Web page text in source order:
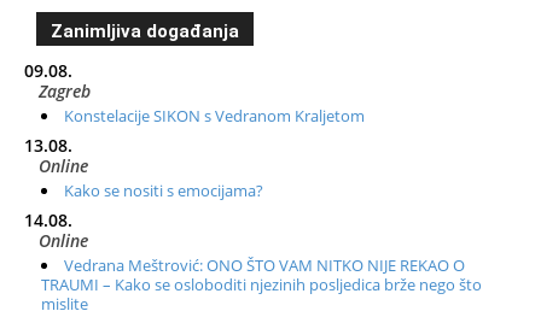
Zanimljiva događanja
09.08.
Zagreb
Konstelacije SIKON s Vedranom Kraljetom
13.08.
Online
Kako se nositi s emocijama?
14.08.
Online
Vedrana Meštrović: ONO ŠTO VAM NITKO NIJE REKAO O
TRAUMI – Kako se osloboditi njezinih posljedica brže nego što
mislite